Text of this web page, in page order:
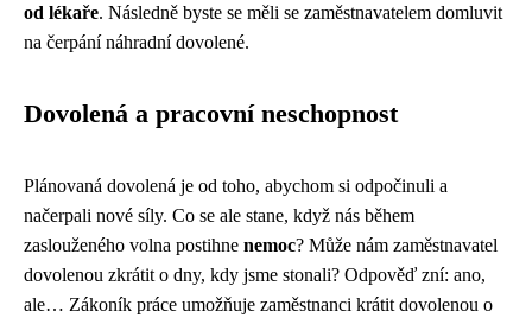
od lékaře. Následně byste se měli se zaměstnavatelem domluvit
na čerpání náhradní dovolené.
Dovolená a pracovní neschopnost
Plánovaná dovolená je od toho, abychom si odpočinuli a
načerpali nové síly. Co se ale stane, když nás během
zaslouženého volna postihne nemoc? Může nám zaměstnavatel
dovolenou zkrátit o dny, kdy jsme stonali? Odpověď zní: ano,
ale… Zákoník práce umožňuje zaměstnanci krátit dovolenou o